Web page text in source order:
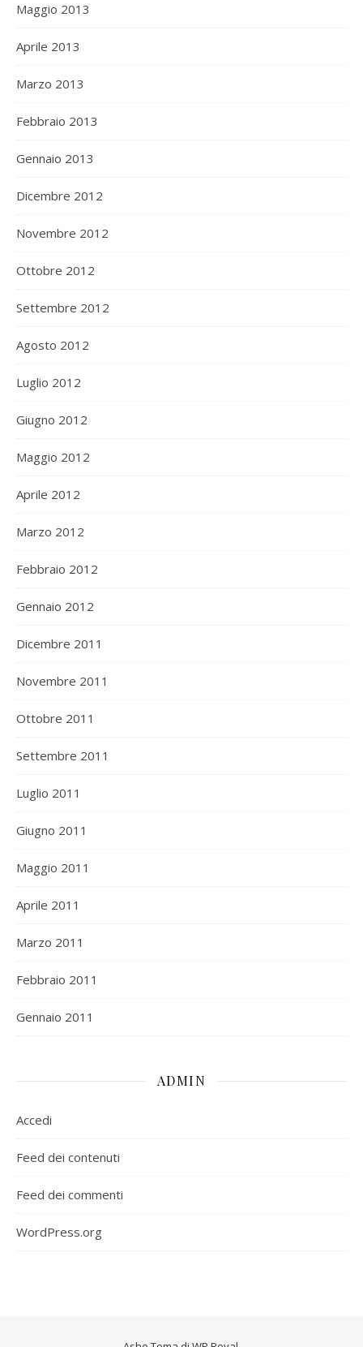
Maggio 2013
Aprile 2013
Marzo 2013
Febbraio 2013
Gennaio 2013
Dicembre 2012
Novembre 2012
Ottobre 2012
Settembre 2012
Agosto 2012
Luglio 2012
Giugno 2012
Maggio 2012
Aprile 2012
Marzo 2012
Febbraio 2012
Gennaio 2012
Dicembre 2011
Novembre 2011
Ottobre 2011
Settembre 2011
Luglio 2011
Giugno 2011
Maggio 2011
Aprile 2011
Marzo 2011
Febbraio 2011
Gennaio 2011
ADMIN
Accedi
Feed dei contenuti
Feed dei commenti
WordPress.org